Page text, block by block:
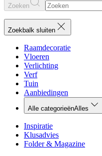
Zoeken
Zoekbalk sluiten
Raamdecoratie
Vloeren
Verlichting
Verf
Tuin
Aanbiedingen
Alle categorieënAlles
Inspiratie
Klusadvies
Folder & Magazine